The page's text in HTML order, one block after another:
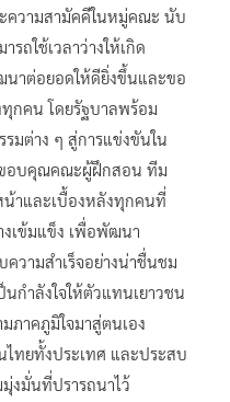
ความสามัคคีในหมู่คณะ นับ
รถใช้เวลาว่างให้เกิด
าต่อยอดให้ดียิ่งขึ้นและขอ
กคน โดยรัฐบาลพร้อม
มต่าง ๆ สู่การแข่งขันใน
อบคุณคณะผู้ฝึกสอน ทีม
น้าและเบื้องหลังทุกคนที่
เข้มแข็ง เพื่อพัฒนา
วามสำเร็จอย่างน่าชื่นชม
กำลังใจให้ตัวแทนเยาวชน
ภาคภูมิใจมาสู่ตนเอง
ทยทั้งประเทศ และประสบ
มุ่งมั่นที่ปรารถนาไว้